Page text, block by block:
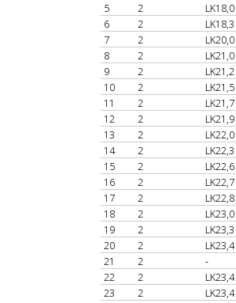
5
2 LK18,0
6
2 LK18,3
7
2 LK20,0
8
2 LK21,0
9
2 LK21,2
10
2 LK21,5
11
2 LK21,7
12
2 LK21,9
13
2 LK22,0
14
2 LK22,3
15
2 LK22,6
16
2 LK22,7
17
2 LK22,8
18
2 LK23,0
19
2 LK23,3
20
2 LK23,4
21
2 -
22
2 LK23,4
23
2 LK23,4